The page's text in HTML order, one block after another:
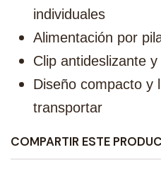
individuales
Alimentación por
Clip antideslizante
Diseño compacto y
transportar
COMPARTIR ESTE